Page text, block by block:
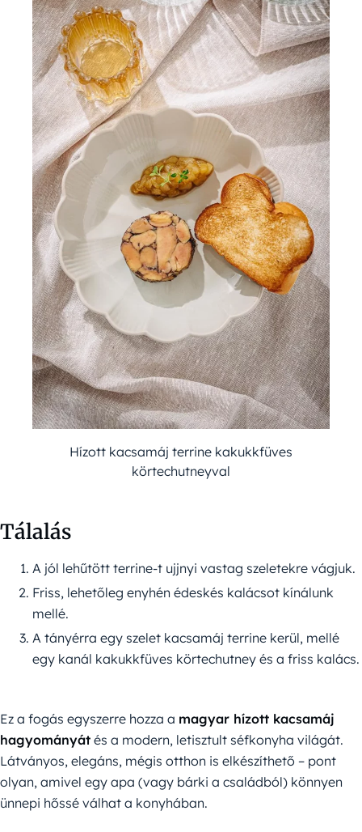
Hízott kacsamáj terrine kakukkfüves
körtechutneyval
Tálalás
A jól lehűtött terrine-t ujjnyi vastag szeletekre vágjuk.
Friss, lehetőleg enyhén édeskés kalácsot kínálunk
mellé.
A tányérra egy szelet kacsamáj terrine kerül, mellé
egy kanál kakukkfüves körtechutney és a friss kalács.
Ez a fogás egyszerre hozza a magyar hízott kacsamáj
hagyományát és a modern, letisztult séfkonyha világát.
Látványos, elegáns, mégis otthon is elkészíthető – pont
olyan, amivel egy apa (vagy bárki a családból) könnyen
ünnepi hőssé válhat a konyhában.